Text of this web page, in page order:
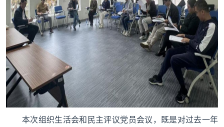
本次组织生活会和民主评议党员会议，既是对过去一年